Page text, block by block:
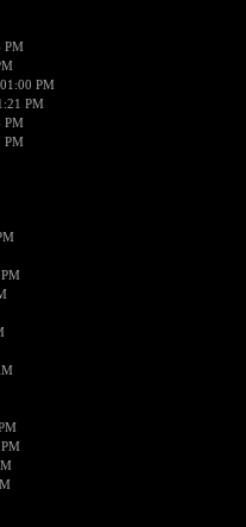
PM
PM
PM
PM
PM